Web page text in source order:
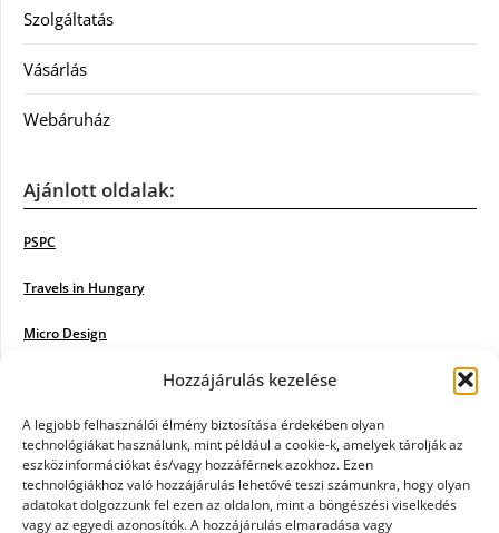
Hozzájárulás kezelése
A legjobb felhasználói élmény biztosítása érdekében olyan
technológiákat használunk, mint például a cookie-k, amelyek tárolják az
eszközinformációkat és/vagy hozzáférnek azokhoz. Ezen
technológiákhoz való hozzájárulás lehetővé teszi számunkra, hogy olyan
adatokat dolgozzunk fel ezen az oldalon, mint a böngészési viselkedés
vagy az egyedi azonosítók. A hozzájárulás elmaradása vagy
Szolgáltatás
Vásárlás
Webáruház
Ajánlott oldalak:
PSPC
Travels in Hungary
Micro Design
Poiwiki
Öntözőrendszer
Jazz Steps